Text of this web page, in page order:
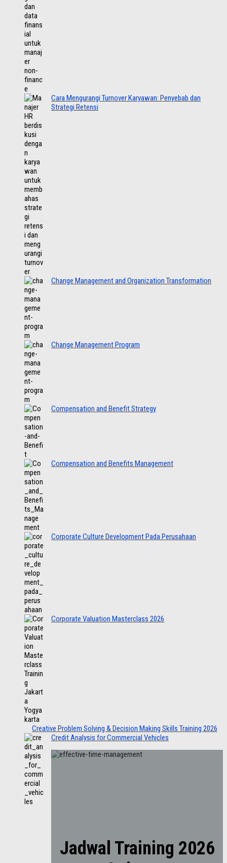
Cara Mengurangi Turnover Karyawan: Penyebab dan
Strategi Retensi
Change Management and Organization Transformation
Change Management Program
Compensation and Benefit Strategy
Compensation and Benefits Management
Corporate Culture Development Pada Perusahaan
Corporate Valuation Masterclass 2026
Creative Problem Solving & Decision Making Skills Training 2026
Credit Analysis for Commercial Vehicles
Jadwal Training 2026